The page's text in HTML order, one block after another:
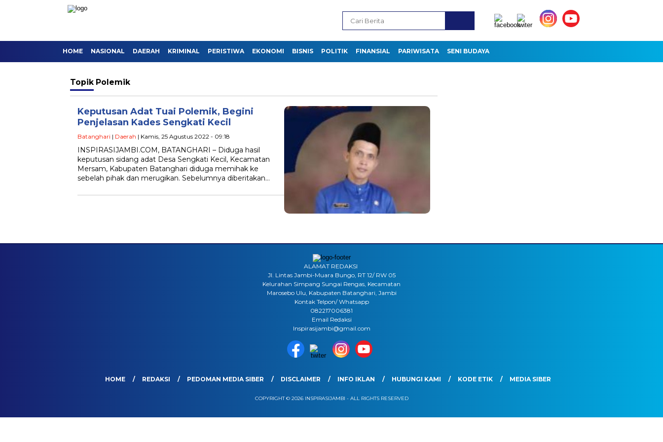
HOME NASIONAL DAERAH KRIMINAL PERISTIWA EKONOMI BISNIS POLITIK FINANSIAL PARIWISATA SENI BUDAYA
Topik Polemik
Keputusan Adat Tuai Polemik, Begini
Penjelasan Kades Sengkati Kecil
Batanghari | Daerah | Kamis, 25 Agustus 2022 - 09:18
INSPIRASIJAMBI.COM, BATANGHARI – Diduga hasil
keputusan sidang adat Desa Sengkati Kecil, Kecamatan
Mersam, Kabupaten Batanghari diduga memihak ke
sebelah pihak dan merugikan. Sebelumnya diberitakan…
ALAMAT REDAKSI
Jl. Lintas Jambi-Muara Bungo, RT 12/ RW 05
Kelurahan Simpang Sungai Rengas, Kecamatan
Marosebo Ulu, Kabupaten Batanghari, Jambi
Kontak Telpon/ Whatsapp
082217006381
Email Redaksi
Inspirasijambi@gmail.com
HOME REDAKSI PEDOMAN MEDIA SIBER DISCLAIMER INFO IKLAN HUBUNGI KAMI KODE ETIK MEDIA SIBER
COPYRIGHT © 2026 INSPIRASIJAMBI - ALL RIGHTS RESERVED